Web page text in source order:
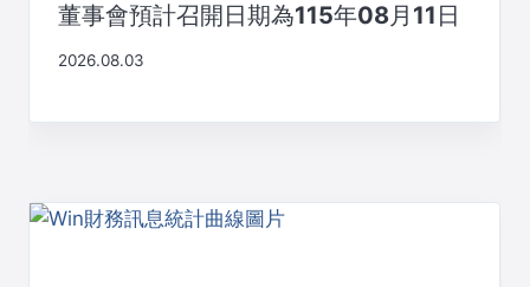
董事會預計召開日期為115年08月11日
2026.08.03